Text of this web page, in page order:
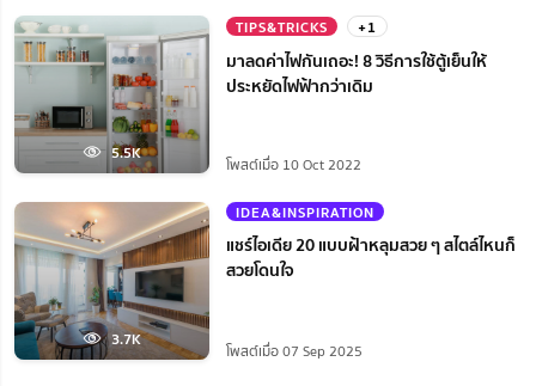
5.5K
TIPS&TRICKS +1
มาลดค่าไฟกันเถอะ! 8 วิธีการใช้ตู้เย็นให้
ประหยัดไฟฟ้ากว่าเดิม
โพสต์เมื่อ 10 Oct 2022
3.7K
IDEA&INSPIRATION
แชร์ไอเดีย 20 แบบฝ้าหลุมสวย ๆ สไตล์ไหนก็
สวยโดนใจ
โพสต์เมื่อ 07 Sep 2025